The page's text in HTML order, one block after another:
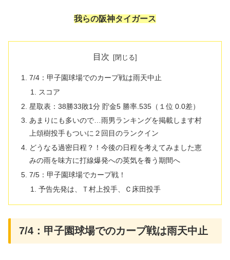
我らの阪神タイガース
目次
7/4：甲子園球場でのカープ戦は雨天中止
スコア
星取表：38勝33敗1分 貯金5 勝率.535（１位 0.0差）
あまりにも多いので…雨男ランキングを掲載します村
上頌樹投手もついに２回目のランクイン
どうなる過密日程？！今後の日程を考えてみました恵
みの雨を味方に打線爆発への英気を養う期間へ
7/5：甲子園球場でカープ戦！
予告先発は、Ｔ村上投手、Ｃ床田投手
7/4：甲子園球場でのカープ戦は雨天中止